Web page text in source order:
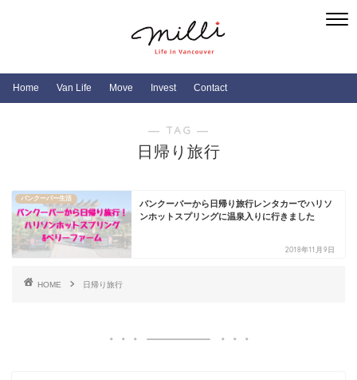
Home Van Life Move Invest Contact
― TAG ―
日帰り旅行
バンクーバー生活
バンクーバーから日帰り旅行レンタカーでハリソ
ンホットスプリングに温泉入りに行きました
2018年11月9日
HOME 日帰り旅行